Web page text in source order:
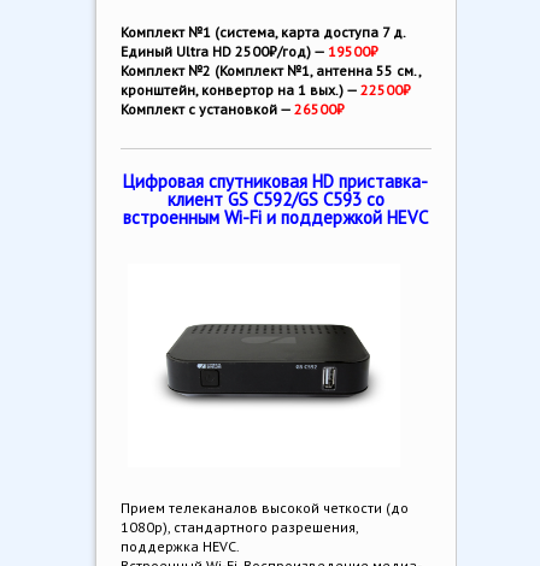
Комплект №1 (система, карта доступа 7 д.
Единый Ultra HD 2500₽/год) — 19500₽
Комплект №2 (Комплект №1, антенна 55 см.,
кронштейн, конвертор на 1 вых.) — 22500₽
Комплект с установкой — 26500₽
Цифровая спутниковая HD приставка-
клиент GS С592/GS С593 со
встроенным Wi-Fi и поддержкой HEVC
Прием телеканалов высокой четкости (до
1080p), стандартного разрешения,
поддержка HEVC.